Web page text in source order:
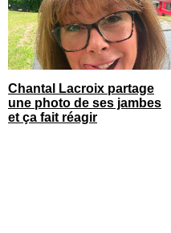
Chantal Lacroix partage
une photo de ses jambes
et ça fait réagir